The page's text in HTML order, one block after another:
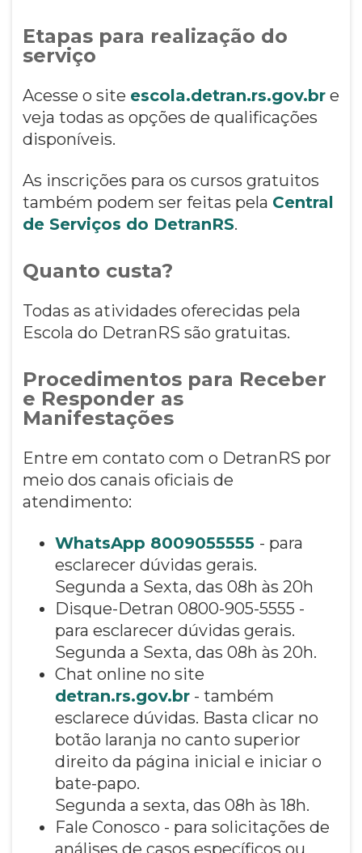
Etapas para realização do
serviço
Acesse o site escola.detran.rs.gov.bre
veja todas as opções de qualificações
disponíveis.
As inscrições para os cursos gratuitos
também podem ser feitas pela Central
de Serviços do DetranRS.
Quanto custa?
Todas as atividades oferecidas pela
Escola do DetranRS são gratuitas.
Procedimentos para Receber
e Responder as
Manifestações
Entre em contato com o DetranRS por
meio dos canais oficiais de
atendimento:
WhatsApp 8009055555 - para
esclarecer dúvidas gerais.
Segunda a Sexta, das 08h às 20h
Disque-Detran 0800-905-5555 -
para esclarecer dúvidas gerais.
Segunda a Sexta, das 08h às 20h.
Chat online no site
detran.rs.gov.br- também
esclarece dúvidas. Basta clicar no
botão laranja no canto superior
direito da página inicial e iniciar o
bate-papo.
Segunda a sexta, das 08h às 18h.
Fale Conosco - para solicitações de
análises de casos específicos ou